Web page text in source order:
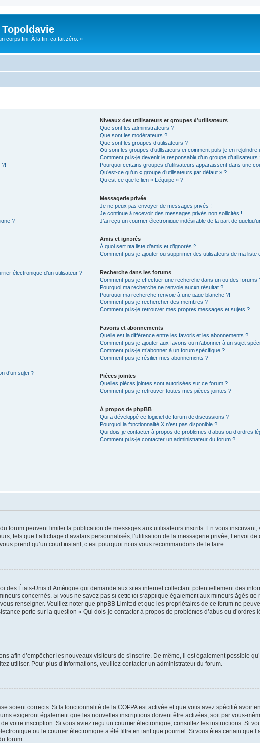
corps fini. À la fin, ça fait zéro. »
?!
?
électronique d’un utilisateur ?
d’un sujet ?
Niveaux des utilisateurs et groupes d’utilisateurs
Que sont les administrateurs ?
Que sont les modérateurs ?
Que sont les groupes d’utilisateurs ?
Où sont les groupes d’utilisateurs et comment puis-je en rejoindre
Comment puis-je devenir le responsable d’un groupe d’utilisateurs
Pourquoi certains groupes d’utilisateurs apparaissent dans une
Qu’est-ce qu’un « groupe d’utilisateurs par défaut » ?
Qu’est-ce que le lien « L’équipe » ?
Messagerie privée
Je ne peux pas envoyer de messages privés !
Je continue à recevoir des messages privés non sollicités !
J’ai reçu un courrier électronique indésirable de la part de
Amis et ignorés
À quoi sert ma liste d’amis et d’ignorés ?
Comment puis-je ajouter ou supprimer des utilisateurs de ma liste
Recherche dans les forums
Comment puis-je effectuer une recherche dans un ou des forums
Pourquoi ma recherche ne renvoie aucun résultat ?
Pourquoi ma recherche renvoie à une page blanche ?!
Comment puis-je rechercher des membres ?
Comment puis-je retrouver mes propres messages et sujets ?
Favoris et abonnements
Quelle est la différence entre les favoris et les abonnements ?
Comment puis-je ajouter aux favoris ou m’abonner à un sujet
Comment puis-je m’abonner à un forum spécifique ?
Comment puis-je résilier mes abonnements ?
Pièces jointes
Quelles pièces jointes sont autorisées sur ce forum ?
Comment puis-je retrouver toutes mes pièces jointes ?
À propos de phpBB
Qui a développé ce logiciel de forum de discussions ?
Pourquoi la fonctionnalité X n’est pas disponible ?
Qui dois-je contacter à propos de problèmes d’abus ou d’ordres
Comment puis-je contacter un administrateur du forum ?
forum peuvent limiter la publication de messages aux utilisateurs inscrits. En vous
tels que l’affichage d’avatars personnalisés, l’utilisation de la messagerie privée, l’envoi
prend qu’un court instant, c’est pourquoi nous vous recommandons de le faire.
des États-Unis d’Amérique qui demande aux sites internet collectant potentiellement des
concernés. Si vous ne savez pas si cette loi s’applique également aux mineurs âgés de
renseigner. Veuillez noter que phpBB Limited et que les propriétaires de ce forum ne
porte sur la question « Qui dois-je contacter à propos de problèmes d’abus ou d’ordres
afin d’empêcher les nouveaux visiteurs de s’inscrire. De même, il est également possible
utiliser. Pour plus d’informations, veuillez contacter un administrateur du forum.
soient corrects. Si la fonctionnalité de la COPPA est activée et que vous avez spécifié avoir
exigeront également que les nouvelles inscriptions doivent être activées, soit par vous-
votre inscription. Si vous aviez reçu un courrier électronique, consultez les instructions. Si
ou le courrier électronique a été filtré en tant que pourriel. Si vous êtes certain que
forum.